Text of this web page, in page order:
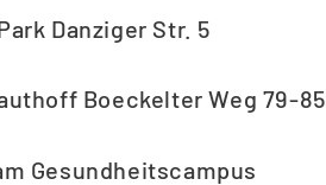
Danziger Str. 5
Boeckelter Weg 79-85
Gesundheitscampus